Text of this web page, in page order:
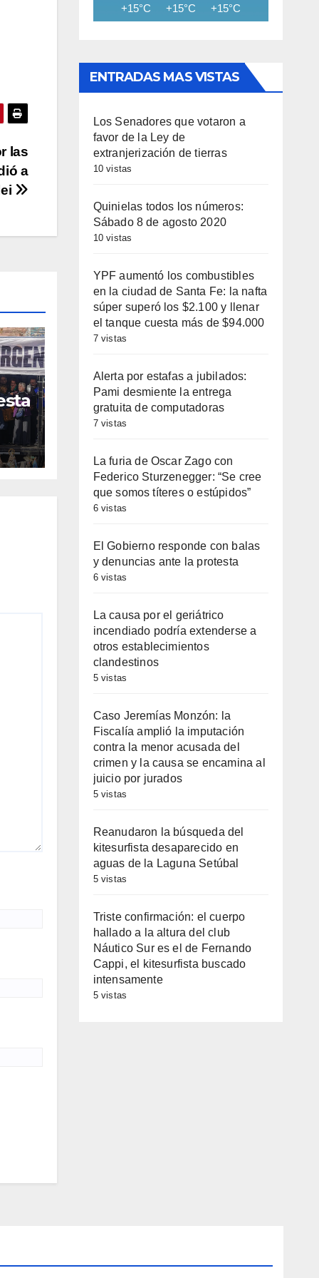
las
a
+15°C +15°C +15°C
ENTRADAS MAS VISTAS
Los Senadores que votaron a
favor de la Ley de
extranjerización de tierras
10 vistas
Quinielas todos los números:
Sábado 8 de agosto 2020
10 vistas
YPF aumentó los combustibles
en la ciudad de Santa Fe: la nafta
súper superó los $2.100 y llenar
el tanque cuesta más de $94.000
7 vistas
Alerta por estafas a jubilados:
Pami desmiente la entrega
gratuita de computadoras
7 vistas
La furia de Oscar Zago con
Federico Sturzenegger: “Se cree
que somos títeres o estúpidos”
6 vistas
El Gobierno responde con balas
y denuncias ante la protesta
6 vistas
La causa por el geriátrico
incendiado podría extenderse a
otros establecimientos
clandestinos
5 vistas
Caso Jeremías Monzón: la
Fiscalía amplió la imputación
contra la menor acusada del
crimen y la causa se encamina al
juicio por jurados
5 vistas
Reanudaron la búsqueda del
kitesurfista desaparecido en
aguas de la Laguna Setúbal
5 vistas
Triste confirmación: el cuerpo
hallado a la altura del club
Náutico Sur es el de Fernando
Cappi, el kitesurfista buscado
intensamente
5 vistas